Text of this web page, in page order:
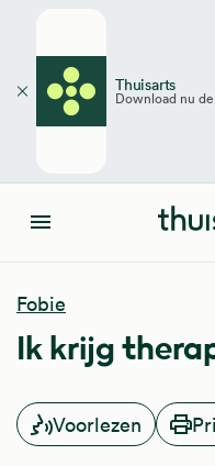
Thuisarts
Download nu
Sluiten
Menu
Fobie
Ik krijg
Voorlezen